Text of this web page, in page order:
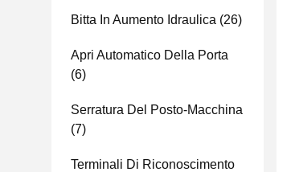
Bitta In Aumento Idraulica (26)
Apri Automatico Della Porta
(6)
Serratura Del Posto-Macchina
(7)
Terminali Di Riconoscimento